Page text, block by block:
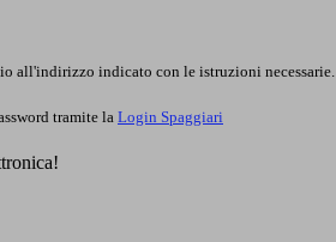
all'indirizzo indicato con le istruzioni necessarie.
tramite la Login Spaggiari